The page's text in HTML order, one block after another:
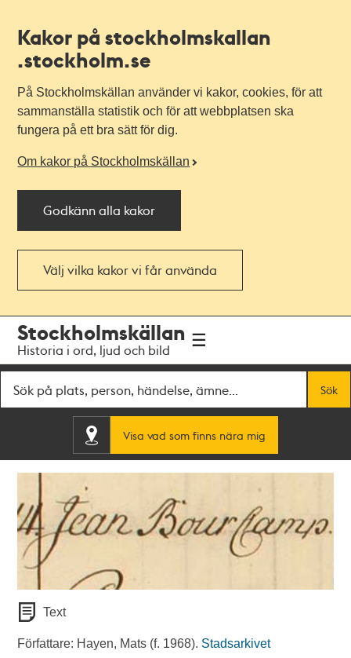
Kakor på stockholmskallan
.stockholm.se
På Stockholmskällan använder vi kakor, cookies, för att
sammanställa statistik och för att webbplatsen ska
fungera på ett bra sätt för dig.
Om kakor på Stockholmskällan
Godkänn alla kakor
Välj vilka kakor vi får använda
navigationen
huvudinnehållet
Stockholmskällan
Historia i ord, ljud och bild
Sök
Visa vad som finns nära mig
Text
Författare: Hayen, Mats (f. 1968). Stadsarkivet